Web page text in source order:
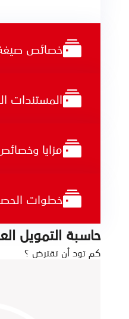
خصائص صيغة
المستندات
مزايا
خطوات
حاسبة التمويل
كم تود أن تقترض ؟